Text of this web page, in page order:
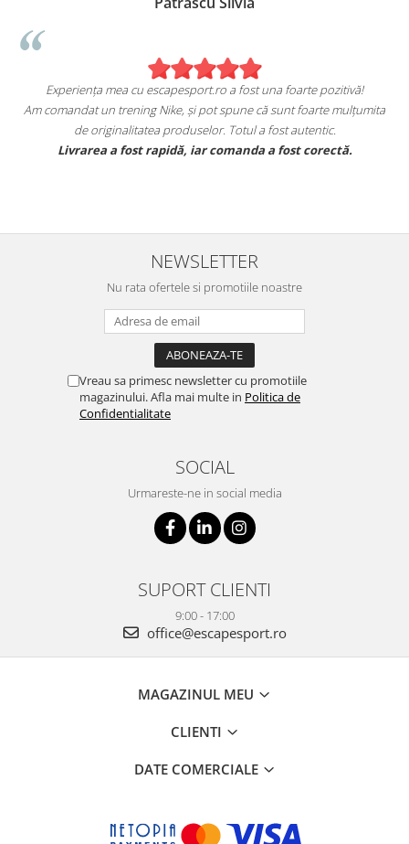
Experiența mea cu escapesport.ro a fost una foarte pozitivă!
Am comandat un trening Nike, și pot spune că sunt foarte mulțumita
de originalitatea produselor. Totul a fost autentic.
Livrarea a fost rapidă, iar comanda a fost corectă.
NEWSLETTER
Nu rata ofertele si promotiile noastre
Vreau sa primesc newsletter cu promotiile
magazinului. Afla mai multe in Politica de
Confidentialitate
SOCIAL
Urmareste-ne in social media
SUPORT CLIENTI
9:00 - 17:00
office@escapesport.ro
MAGAZINUL MEU
CLIENTI
DATE COMERCIALE